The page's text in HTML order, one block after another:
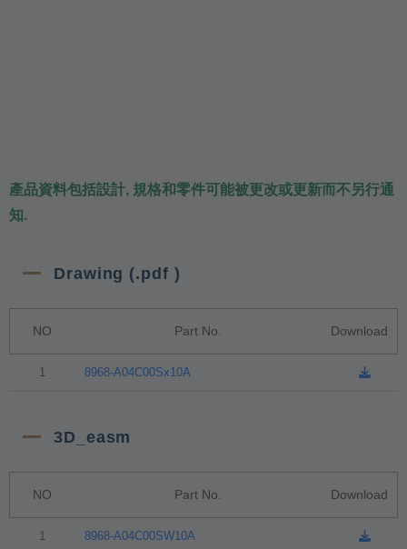
產品資料包括設計, 規格和零件可能被更改或更新而不另行通
知.
Drawing (.pdf )
NO Part No. Download
1 8968-A04C00Sx10A
3D_easm
NO Part No. Download
1 8968-A04C00SW10A